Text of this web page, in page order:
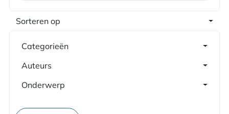
Sorteren op
Categorieën
Auteurs
Onderwerp